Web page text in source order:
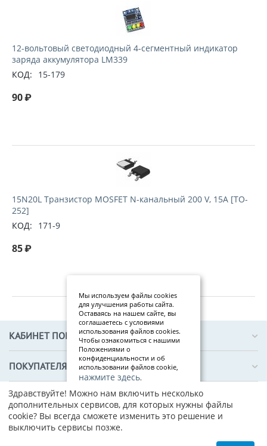
12-вольтовый светодиодный 4-сегментный индикатор
заряда аккумулятора LM339
КОД:
15-179
90₽
15N20L Транзистор MOSFET N-канальный 200 V, 15A [TO-
252]
КОД:
171-9
85₽
КАБИНЕТ ПОКУПАТЕЛЯ
ПОКУПАТЕЛЯМ
О КОМПАНИИ
Мы используем файлы cookies
для улучшения работы сайта.
Оставаясь на нашем сайте, вы
соглашаетесь с условиями
использования файлов cookies.
Чтобы ознакомиться с нашими
Положениями о
конфиденциальности и об
использовании файлов cookie,
нажмите здесь.
Я
со
гл
ас
Здравствуйте! Можно нам включить несколько
дополнительных сервисов, для которых нужны файлы
cookie? Вы всегда сможете изменить это решение и
выключить сервисы позже.